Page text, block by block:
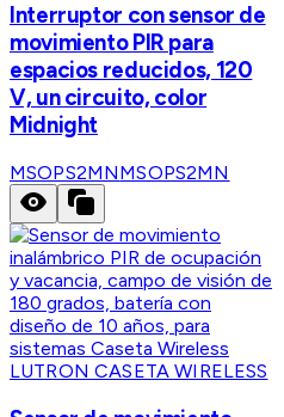
Interruptor con sensor de
movimiento PIR para
espacios reducidos, 120
V, un circuito, color
Midnight
MSOPS2MNMSOPS2MN
LUTRON CASETA WIRELESS